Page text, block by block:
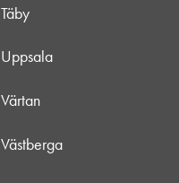
Täby
Uppsala
Värtan
Västberga